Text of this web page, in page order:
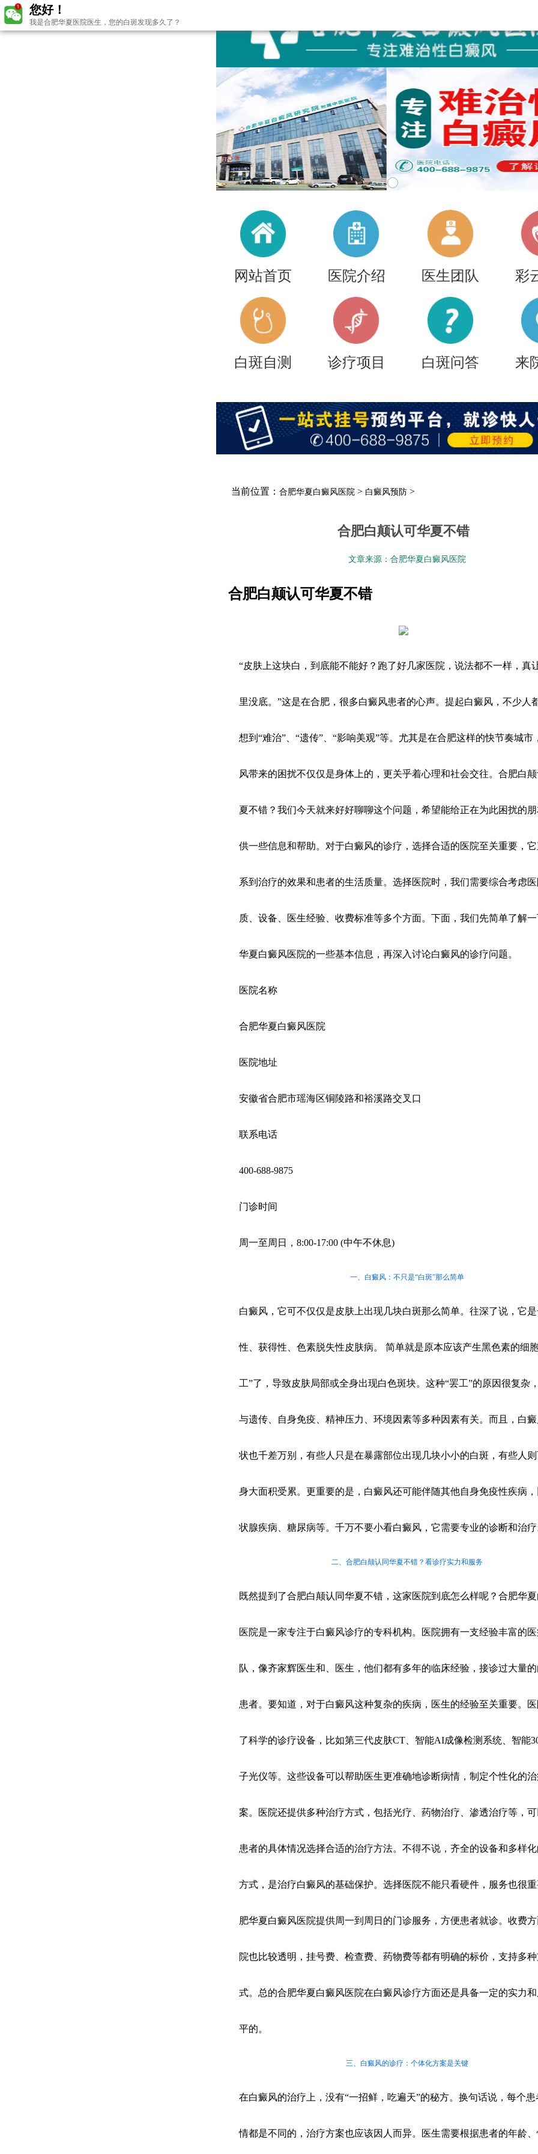
网站首页 医院介绍 医生团队 彩
白斑自测 诊疗项目 白斑问答 来
当前位置： 合肥华夏白癜风医院 > 白癜风预防>
合肥白颠认可华夏不错
文章来源：合肥华夏白癜风医院
合肥白颠认可华夏不错
“皮肤上这块白，到底能不能好？跑了好几家医院，说法都不一样，真
里没底。”这是在合肥，很多白癜风患者的心声。提起白癜风，不少人
想到“难治”、“遗传”、“影响美观”等。尤其是在合肥这样的快节奏城市
风带来的困扰不仅仅是身体上的，更关乎着心理和社会交往。合肥白
夏不错？我们今天就来好好聊聊这个问题，希望能给正在为此困扰的
供一些信息和帮助。对于白癜风的诊疗，选择合适的医院至关重要，
系到治疗的效果和患者的生活质量。选择医院时，我们需要综合考虑
质、设备、医生经验、收费标准等多个方面。下面，我们先简单了解
华夏白癜风医院的一些基本信息，再深入讨论白癜风的诊疗问题。
医院名称
合肥华夏白癜风医院
医院地址
安徽省合肥市瑶海区铜陵路和裕溪路交叉口
联系电话
400-688-9875
门诊时间
周一至周日，8:00-17:00 (中午不休息)
一、白癜风：不只是“白斑”那么简单
白癜风，它可不仅仅是皮肤上出现几块白斑那么简单。往深了说，它
性、获得性、色素脱失性皮肤病。 简单就是原本应该产生黑色素的细
工”了，导致皮肤局部或全身出现白色斑块。这种“罢工”的原因很复杂
与遗传、自身免疫、精神压力、环境因素等多种因素有关。而且，白
状也千差万别，有些人只是在暴露部位出现几块小小的白斑，有些人
身大面积受累。更重要的是，白癜风还可能伴随其他自身免疫性疾病
状腺疾病、糖尿病等。千万不要小看白癜风，它需要专业的诊断和治
二、合肥白颠认同华夏不错？看诊疗实力和服务
既然提到了合肥白颠认同华夏不错，这家医院到底怎么样呢？合肥华
医院是一家专注于白癜风诊疗的专科机构。医院拥有一支经验丰富的
队，像齐家辉医生和、医生，他们都有多年的临床经验，接诊过大量
患者。要知道，对于白癜风这种复杂的疾病，医生的经验至关重要。
了科学的诊疗设备，比如第三代皮肤CT、智能AI成像检测系统、智能
子光仪等。这些设备可以帮助医生更准确地诊断病情，制定个性化的
案。医院还提供多种治疗方式，包括光疗、药物治疗、渗透治疗等，
患者的具体情况选择合适的治疗方法。不得不说，齐全的设备和多样
方式，是治疗白癜风的基础保护。选择医院不能只看硬件，服务也很
肥华夏白癜风医院提供周一到周日的门诊服务，方便患者就诊。收费
院也比较透明，挂号费、检查费、药物费等都有明确的标价，支持多
式。总的合肥华夏白癜风医院在白癜风诊疗方面还是具备一定的实力
平的。
三、白癜风的诊疗：个体化方案是关键
在白癜风的治疗上，没有“一招鲜，吃遍天”的秘方。换句话说，每个患
情都是不同的，治疗方案也应该因人而异。医生需要根据患者的年龄
您好！
我是合肥华夏医院医生，您的白斑发现多久了？